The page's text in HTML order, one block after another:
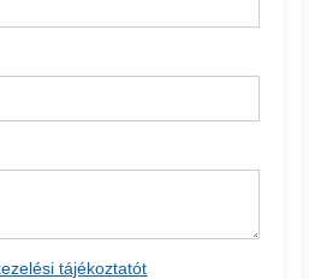
tájékoztatót